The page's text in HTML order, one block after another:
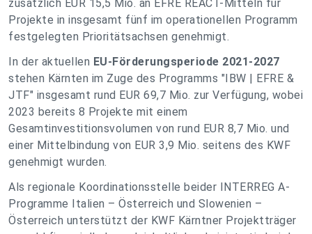
zusätzlich EUR 15,5 Mio. an EFRE REACT-Mitteln für
Projekte in insgesamt fünf im operationellen Programm
festgelegten Prioritätsachsen genehmigt.
In der aktuellen EU-Förderungsperiode 2021-2027
stehen Kärnten im Zuge des Programms "IBW | EFRE &
JTF" insgesamt rund EUR 69,7 Mio. zur Verfügung, wobei
2023 bereits 8 Projekte mit einem
Gesamtinvestitionsvolumen von rund EUR 8,7 Mio. und
einer Mittelbindung von EUR 3,9 Mio. seitens des KWF
genehmigt wurden.
Als regionale Koordinationsstelle beider INTERREG A-
Programme Italien – Österreich und Slowenien –
Österreich unterstützt der KWF Kärntner Projektträger